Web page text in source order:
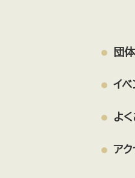
戸田フ
おはな
社会福祉法人 戸田わかく
団
イ
よ
アク